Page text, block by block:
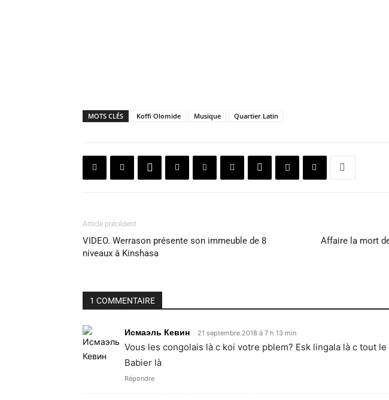
MOTS CLÉS Koffi Olomide Musique Quartier Latin
Article précédent
VIDEO. Werrason présente son immeuble de 8
niveaux à Kinshasa
Affaire la mort
1 COMMENTAIRE
Исмаэль Кевин 21 septembre 2018 à 7 h 13 min
Vous les congolais là c koi votre pblem? Esk lingala là c tout
Babier là
Répondre